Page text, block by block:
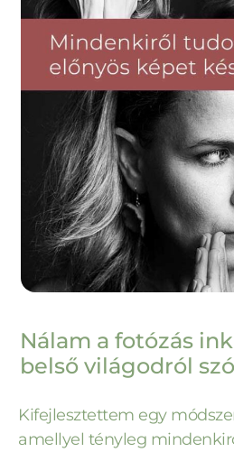
Nálam a fotózás
belső világodról
Kifejlesztettem egy
amellyel tényleg